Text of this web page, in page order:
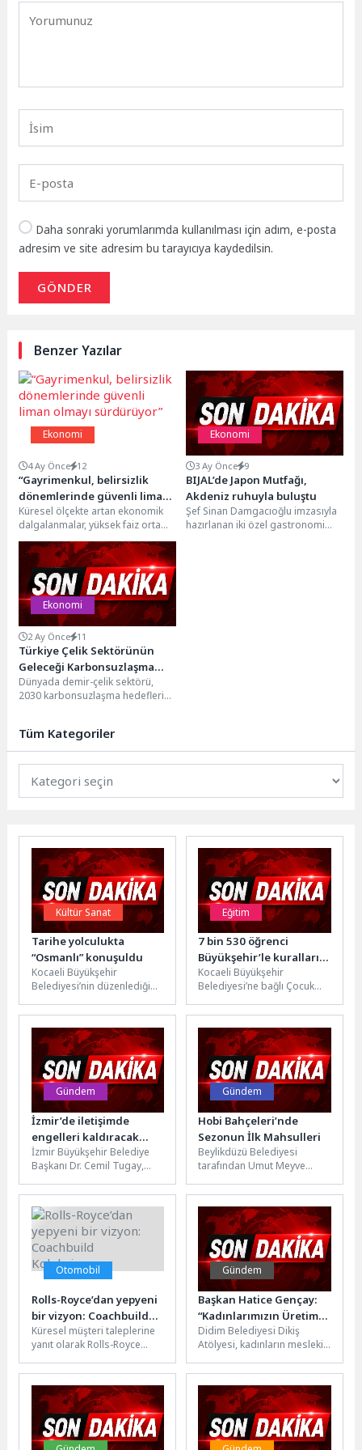
Daha sonraki yorumlarımda kullanılması için adım, e-posta
adresim ve site adresim bu tarayıcıya kaydedilsin.
GÖNDER
Benzer Yazılar
Ekonomi
4 Ay Önce 12
“Gayrimenkul, belirsizlik
dönemlerinde güvenli liman
olmayı sürdürüyor”
Küresel ölçekte artan ekonomik
dalgalanmalar, yüksek faiz ortamı
ve finansal piyasalardaki
belirsizlikler yatırım tercihlerini
yeniden...
Ekonomi
3 Ay Önce 9
BIJAL’de Japon Mutfağı,
Akdeniz ruhuyla buluştu
Şef Sinan Damgacıoğlu imzasıyla
hazırlanan iki özel gastronomi
Ekonomi
2 Ay Önce 11
Türkiye Çelik Sektörünün
Geleceği Karbonsuzlaşma
Hızına Bağlı
Dünyada demir-çelik sektörü,
2030 karbonsuzlaşma hedeflerine
üretimi...
Tüm Kategoriler
Kültür Sanat
Tarihe yolculukta
“Osmanlı” konuşuldu
Kocaeli Büyükşehir
Belediyesi’nin düzenlediği
Buradan Dinle Projesi” konu
ve konuklarıyla tarihe...
Eğitim
7 bin 530 öğrenci
Büyükşehir’le kuralları
öğrendi
Kocaeli Büyükşehir
Belediyesi’ne bağlı Çocuk
2026 eğitim öğretim yılında
düzenlenen 270 eğitim...
Gündem
İzmir’de iletişimde
engelleri kaldıracak
sistem: ADİS
İzmir Büyükşehir Belediye
Başkanı Dr. Cemil Tugay,
alanında zorluk yaşayan
bireylerin...
Gündem
Hobi Bahçeleri’nde
Sezonun İlk Mahsulleri
Beylikdüzü Belediyesi
tarafından Umut Meyve
Hobi Bahçeleri’nde fideler
toprakla buluştu. Kullanım
hakkı...
Otomobil
Rolls-Royce’dan yepyeni
bir vizyon: Coachbuild
Koleksiyonu
Küresel müşteri taleplerine
yanıt olarak Rolls-Royce
Koleksiyonu’nu sunuyor. Bu
koleksiyon, süper lüks...
Gündem
Başkan Hatice Gençay:
“Kadınlarımızın Üretim
Gücünü Destekliyoruz”
Didim Belediyesi Dikiş
Atölyesi, kadınların mesleki
üretim süreçlerine aktif
katılımlarını da destekliyor.
Uygulamalı...